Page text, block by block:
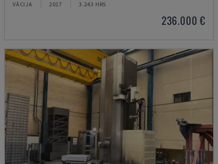
VĀCIJA 2017 3.243 HRS
236.000 €